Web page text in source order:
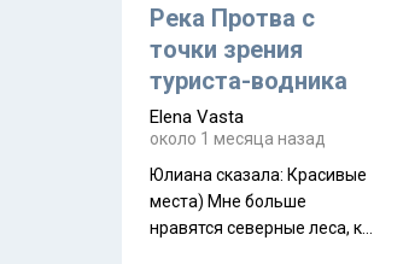
Free, которая стала первой
ультралегкой моделью в
ассортименте
производителя. Новинка
получила двухслойную
конструкцию с отдельным
внешним тентом и сетчатой
внутренней палаткой, а ее
Река Протва с
точки зрения
туриста-водника
Elena Vasta
около 1 месяца назад
Юлиана сказалa: Красивые
места) Мне больше
нравятся северные леса, как